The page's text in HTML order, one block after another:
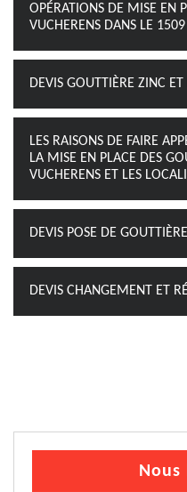
OPÉRATIONS DE MISE EN
VUCHERENS DANS LE
DEVIS GOUTTIÈRE ZINC ET
LES RAISONS DE FAIRE
LA MISE EN PLACE DES
VUCHERENS ET LES
DEVIS POSE DE GOUTTIÈRE
DEVIS CHANGEMENT ET
Nous